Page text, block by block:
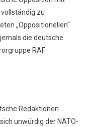
zu
„Oppositionellen“
die deutsche
RAF
Redaktionen
unwürdig der NATO-